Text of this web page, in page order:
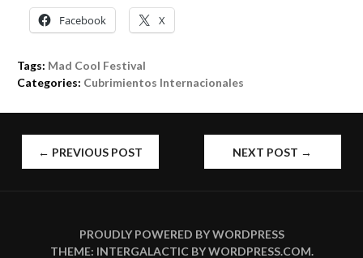
Facebook X
Tags: Mad Cool Festival
Categories: Cubrimientos Internacionales
POST
← PREVIOUS POST NEXT POST →
PROUDLY POWERED BY WORDPRESS
THEME: INTERGALACTIC BYWORDPRESS.COM.